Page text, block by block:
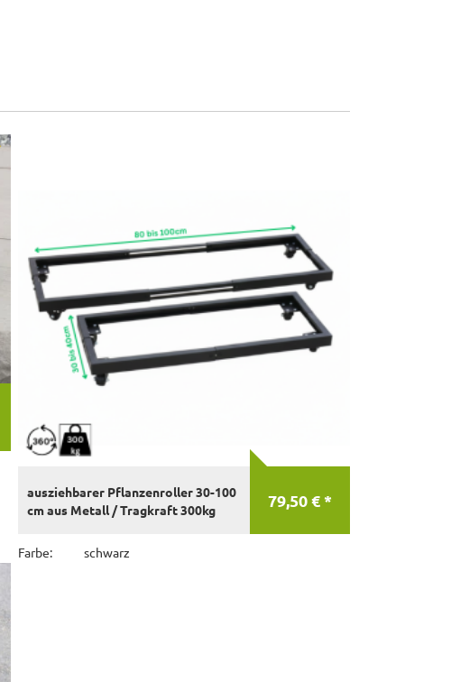
79,50 € *
ausziehbarer Pflanzenroller 30-100
cm aus Metall / Tragkraft 300kg
Farbe: schwarz